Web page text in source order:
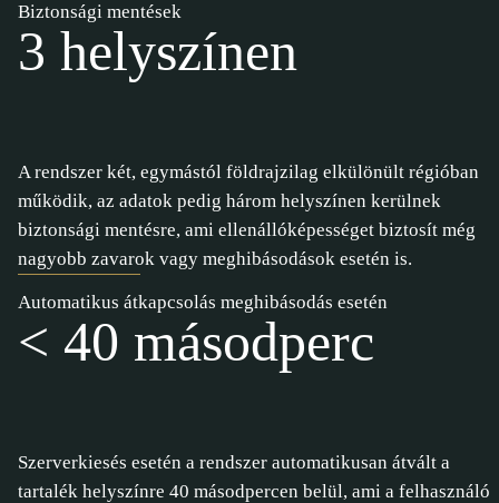
Biztonsági mentések
3 helyszínen
A rendszer két, egymástól földrajzilag elkülönült régióban
működik, az adatok pedig három helyszínen kerülnek
biztonsági mentésre, ami ellenállóképességet biztosít még
nagyobb zavarok vagy meghibásodások esetén is.
Automatikus átkapcsolás meghibásodás esetén
< 40 másodperc
Szerverkiesés esetén a rendszer automatikusan átvált a
tartalék helyszínre 40 másodpercen belül, ami a felhasználó